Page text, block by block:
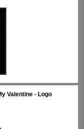
Valentine - Logo